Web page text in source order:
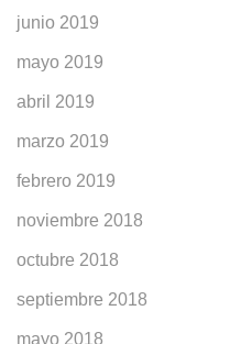
junio 2019
mayo 2019
abril 2019
marzo 2019
febrero 2019
noviembre 2018
octubre 2018
septiembre 2018
mayo 2018